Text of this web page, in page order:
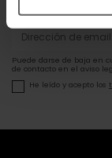
Puede darse de baja en
de contacto en el aviso
He leído y acepto los